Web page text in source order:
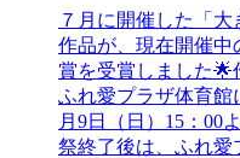
７月に開催した「
作品が、現在開催中
賞を受賞しました🌟
ふれ愛プラザ体育館
月9日（日）15：00
祭終了後は、ふれ愛